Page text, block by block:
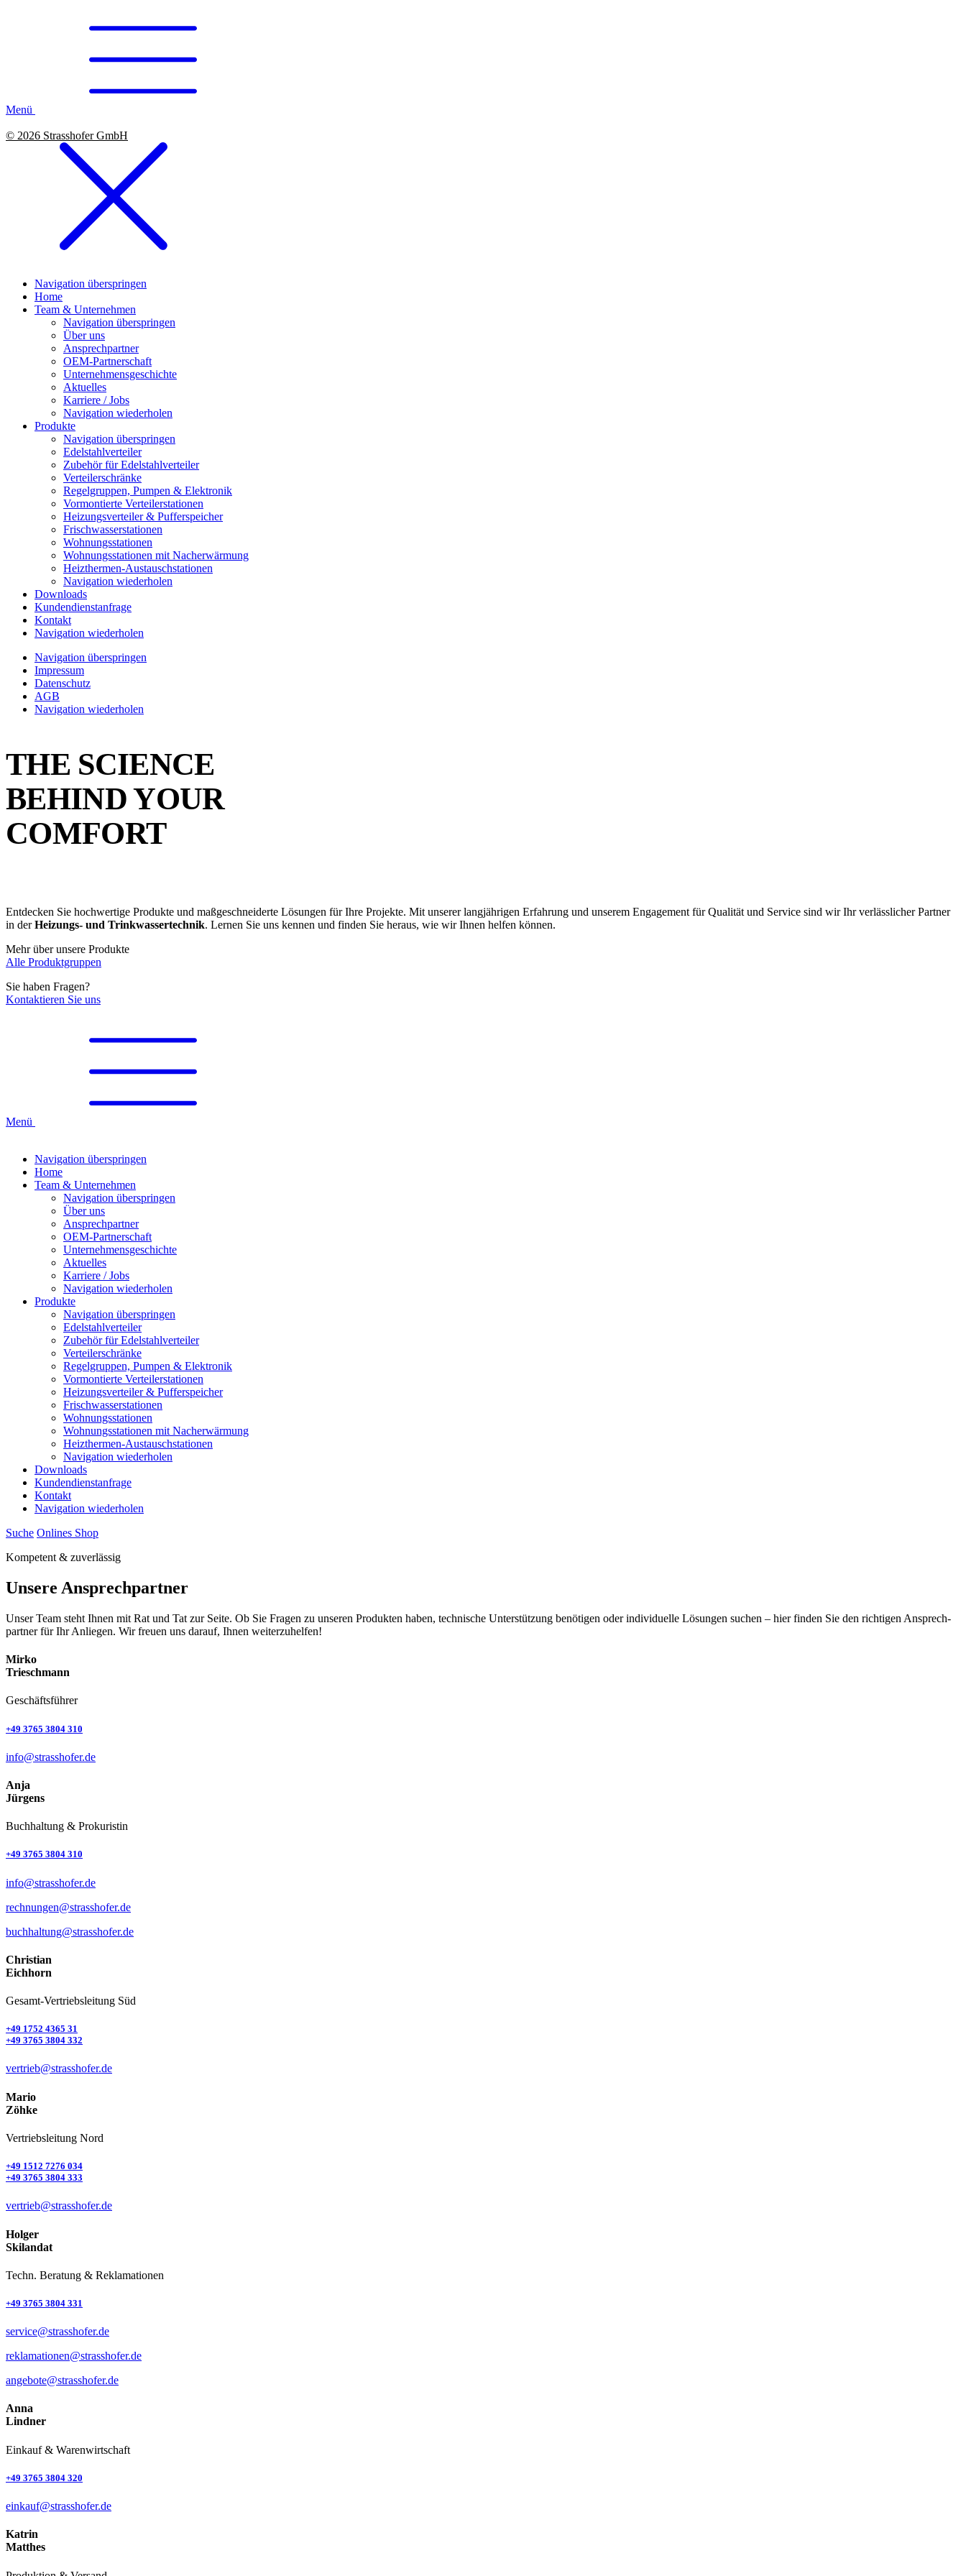
Menü
© 2026 Strasshofer GmbH
Navigation überspringen
Home
Team & Unternehmen
Navigation überspringen
Über uns
Ansprechpartner
OEM-Partnerschaft
Unternehmensgeschichte
Aktuelles
Karriere / Jobs
Navigation wiederholen
Produkte
Navigation überspringen
Edelstahlverteiler
Zubehör für Edelstahlverteiler
Verteilerschränke
Regelgruppen, Pumpen & Elektronik
Vormontierte Verteilerstationen
Heizungsverteiler & Pufferspeicher
Frischwasserstationen
Wohnungsstationen
Wohnungsstationen mit Nacherwärmung
Heizthermen-Austauschstationen
Navigation wiederholen
Downloads
Kundendienstanfrage
Kontakt
Navigation wiederholen
Navigation überspringen
Impressum
Datenschutz
AGB
Navigation wiederholen
THE SCIENCE
BEHIND YOUR
COMFORT
Entdecken Sie hochwertige Produkte und maßgeschneiderte Lösungen für Ihre Projekte. Mit unserer langjährigen Erfahrung und unserem Engagement für Qualität und Service sind wir Ihr verlässlicher Partner
in derHeizungs- und Trinkwassertechnik. Lernen Sie uns kennen und finden Sie heraus, wie wir Ihnen helfen können.
Mehr über unsere Produkte
Alle Produktgruppen
Sie haben Fragen?
Kontaktieren Sie uns
Menü
Navigation überspringen
Home
Team & Unternehmen
Navigation überspringen
Über uns
Ansprechpartner
OEM-Partnerschaft
Unternehmensgeschichte
Aktuelles
Karriere / Jobs
Navigation wiederholen
Produkte
Navigation überspringen
Edelstahlverteiler
Zubehör für Edelstahlverteiler
Verteilerschränke
Regelgruppen, Pumpen & Elektronik
Vormontierte Verteilerstationen
Heizungsverteiler & Pufferspeicher
Frischwasserstationen
Wohnungsstationen
Wohnungsstationen mit Nacherwärmung
Heizthermen-Austauschstationen
Navigation wiederholen
Downloads
Kundendienstanfrage
Kontakt
Navigation wiederholen
Suche Onlines Shop
Kompetent & zuverlässig
Unsere Ansprech­partner
Unser Team steht Ihnen mit Rat und Tat zur Seite. Ob Sie Fragen zu unseren Produkten haben, technische Unter­stützung benötigen oder individuelle Lösungen suchen – hier finden Sie den richtigen Ansprech­
partner für Ihr Anliegen. Wir freuen uns darauf, Ihnen weiterzuhelfen!
Mirko
Trieschmann
Geschäfts­führer
+49 3765 3804 310
info@strasshofer.de
Anja
Jürgens
Buchhaltung & Prokuristin
+49 3765 3804 310
info@strasshofer.de
rechnungen@strasshofer.de
buchhaltung@strasshofer.de
Christian
Eichhorn
Gesamt-Vertriebs­leitung Süd
+49 1752 4365 31
+49 3765 3804 332
vertrieb@strasshofer.de
Mario
Zöhke
Vertriebs­leitung Nord
+49 1512 7276 034
+49 3765 3804 333
vertrieb@strasshofer.de
Holger
Skilandat
Techn. Beratung & Reklamationen
+49 3765 3804 331
service@strasshofer.de
reklamationen@strasshofer.de
angebote@strasshofer.de
Anna
Lindner
Einkauf & Waren­wirtschaft
+49 3765 3804 320
einkauf@strasshofer.de
Katrin
Matthes